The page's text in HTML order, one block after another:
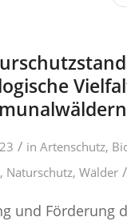
/ in Artenschutz,
, Naturschutz, Wälder /
und Förderung